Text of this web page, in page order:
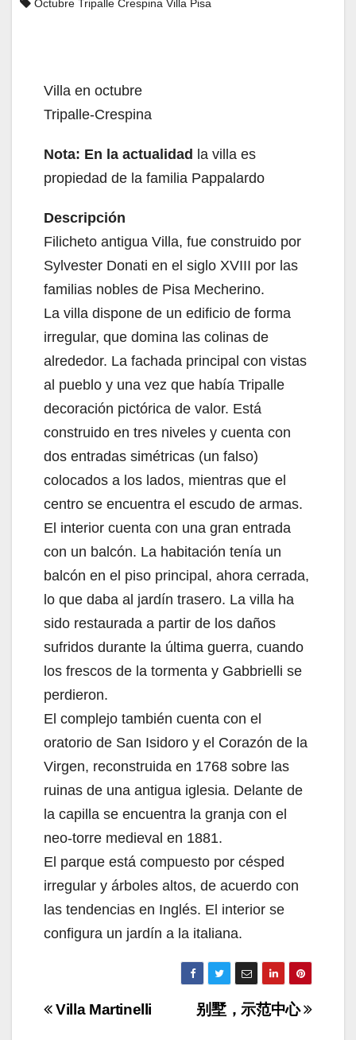
Octubre Tripalle Crespina Villa Pisa
Villa en octubre
Tripalle-Crespina
Nota: En la actualidad la villa es
propiedad de la familia Pappalardo
Descripción
Filicheto antigua Villa, fue construido por
Sylvester Donati en el siglo XVIII por las
familias nobles de Pisa Mecherino.
La villa dispone de un edificio de forma
irregular, que domina las colinas de
alrededor. La fachada principal con vistas
al pueblo y una vez que había Tripalle
decoración pictórica de valor. Está
construido en tres niveles y cuenta con
dos entradas simétricas (un falso)
colocados a los lados, mientras que el
centro se encuentra el escudo de armas.
El interior cuenta con una gran entrada
con un balcón. La habitación tenía un
balcón en el piso principal, ahora cerrada,
lo que daba al jardín trasero. La villa ha
sido restaurada a partir de los daños
sufridos durante la última guerra, cuando
los frescos de la tormenta y Gabbrielli se
perdieron.
El complejo también cuenta con el
oratorio de San Isidoro y el Corazón de la
Virgen, reconstruida en 1768 sobre las
ruinas de una antigua iglesia. Delante de
la capilla se encuentra la granja con el
neo-torre medieval en 1881.
El parque está compuesto por césped
irregular y árboles altos, de acuerdo con
las tendencias en Inglés. El interior se
configura un jardín a la italiana.
Navigazione
别墅，示范中心
Villa Martinelli